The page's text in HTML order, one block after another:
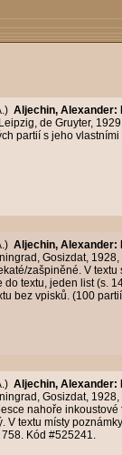
Aljechin, Alexander:
de Gruyter,
partií s jeho
Aljechin, Alexander:
Gosizdat,
zašpiněné. V
do textu, jeden list (s.
bez vpisků. (100
Aljechin, Alexander:
Gosizdat,
nahoře
V textu místy
758. Kód #525241.